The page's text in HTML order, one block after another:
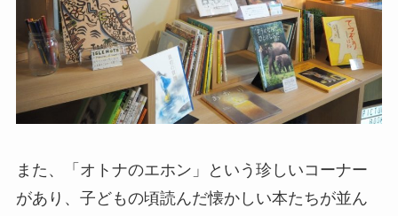
また、「オトナのエホン」という珍しいコーナー
があり、子どもの頃読んだ懐かしい本たちが並ん